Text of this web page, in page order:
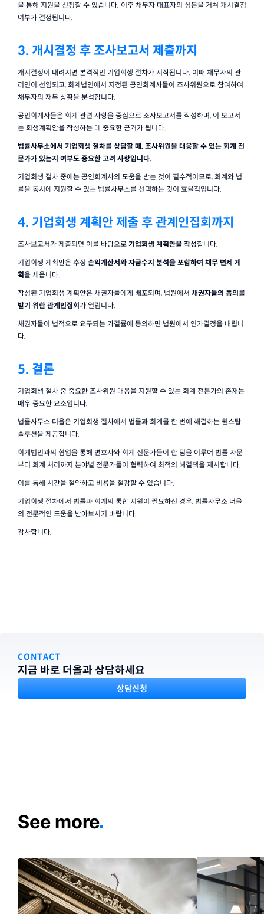
을 통해 지원을 신청할 수 있습니다. 이후 채무자 대표자의 심문을 거쳐 개시결정
여부가 결정됩니다.
3. 개시결정 후 조사보고서 제출까지
개시결정이 내려지면 본격적인 기업회생 절차가 시작됩니다. 이때 채무자의 관
리인이 선임되고, 회계법인에서 지정된 공인회계사들이 조사위원으로 참여하여
채무자의 재무 상황을 분석합니다.
공인회계사들은 회계 관련 사항을 중심으로 조사보고서를 작성하며, 이 보고서
는 회생계획안을 작성하는 데 중요한 근거가 됩니다.
법률사무소에서 기업회생 절차를 상담할 때, 조사위원을 대응할 수 있는 회계 전
문가가 있는지 여부도 중요한 고려 사항입니다.
기업회생 절차 중에는 공인회계사의 도움을 받는 것이 필수적이므로, 회계와 법
률을 동시에 지원할 수 있는 법률사무소를 선택하는 것이 효율적입니다.
4. 기업회생 계획안 제출 후 관계인집회까지
조사보고서가 제출되면 이를 바탕으로 기업회생 계획안을 작성합니다.
기업회생 계획안은 추정 손익계산서와 자금수지 분석을 포함하여 채무 변제 계
획을 세웁니다.
작성된 기업회생 계획안은 채권자들에게 배포되며, 법원에서 채권자들의 동의를
받기 위한 관계인집회 가 열립니다.
채권자들이 법적으로 요구되는 가결률에 동의하면 법원에서 인가결정을 내립니
다.
5. 결론
기업회생 절차 중 중요한 조사위원 대응을 지원할 수 있는 회계 전문가의 존재는
매우 중요한 요소입니다.
법률사무소 더올은 기업회생 절차에서 법률과 회계를 한 번에 해결하는 원스탑
솔루션을 제공합니다.
회계법인과의 협업을 통해 변호사와 회계 전문가들이 한 팀을 이루어 법률 자문
부터 회계 처리까지 분야별 전문가들이 협력하여 최적의 해결책을 제시합니다.
이를 통해 시간을 절약하고 비용을 절감할 수 있습니다.
기업회생 절차에서 법률과 회계의 통합 지원이 필요하신 경우, 법률사무소 더올
의 전문적인 도움을 받아보시기 바랍니다.
감사합니다.
CONTACT
지금 바로 더올과 상담하세요
상담신청
See more